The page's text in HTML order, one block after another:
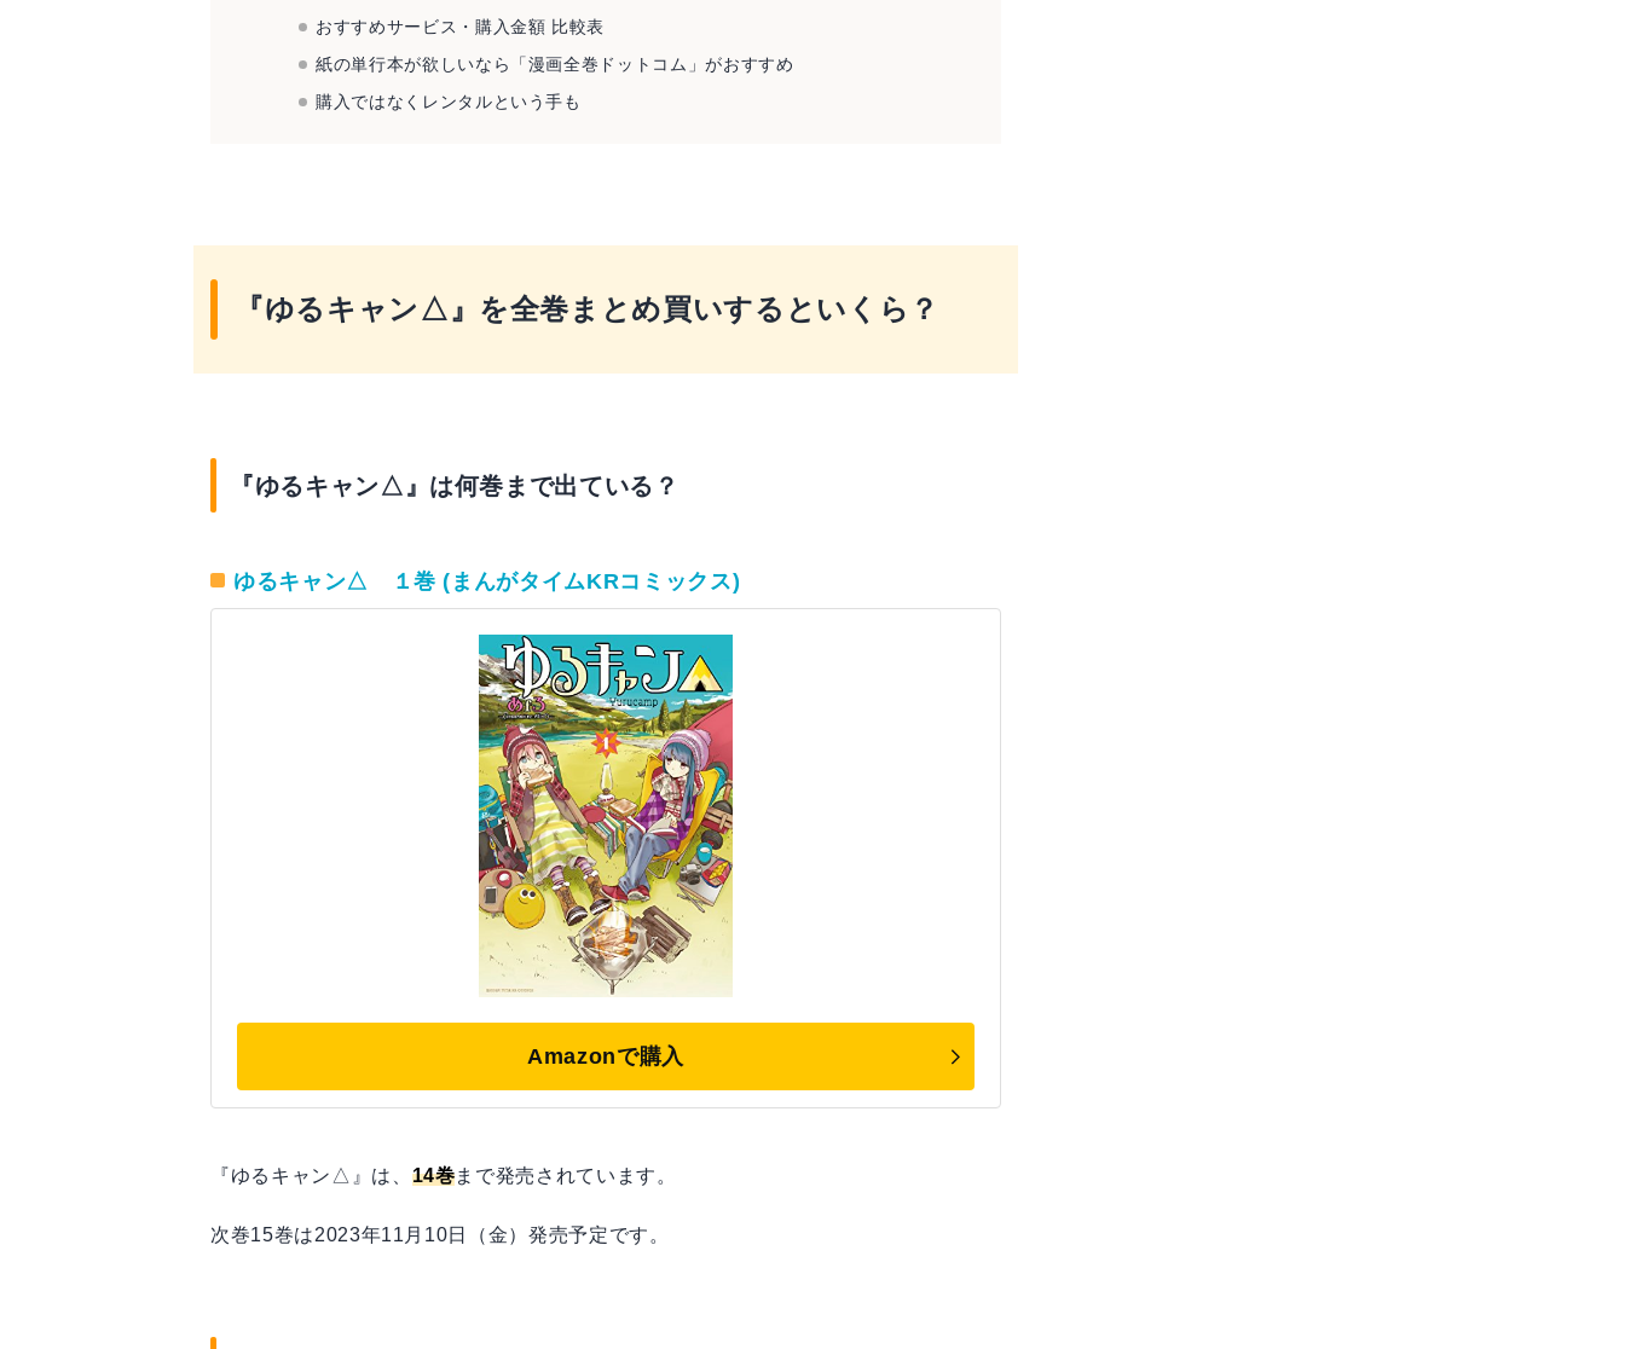
おすすめサービス・購入金額 比較表
紙の単行本が欲しいなら「漫画全巻ドットコム」がおすすめ
購入ではなくレンタルという手も
『ゆるキャン△』を全巻まとめ買いするといくら？
『ゆるキャン△』は何巻まで出ている？
ゆるキャン△ １巻 (まんがタイムKRコミックス)
Amazonで購入
『ゆるキャン△』は、 14巻まで発売されています。
次巻15巻は2023年11月10日（金）発売予定です。